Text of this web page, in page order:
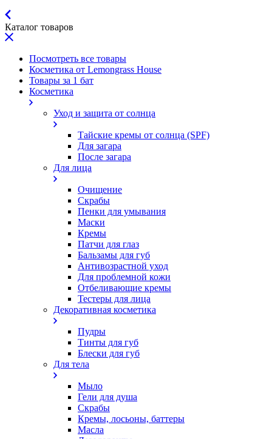
Каталог товаров
Посмотреть все товары
Косметика от Lemongrass House
Товары за 1 бат
Косметика
Уход и защита от солнца
Тайские кремы от солнца (SPF)
Для загара
После загара
Для лица
Очищение
Скрабы
Пенки для умывания
Маски
Кремы
Патчи для глаз
Бальзамы для губ
Антивозрастной уход
Для проблемной кожи
Oтбеливающие кремы
Тестеры для лица
Декоративная косметика
Пудры
Тинты для губ
Блески для губ
Для тела
Мыло
Гели для душа
Скрабы
Кремы, лосьоны, баттеры
Масла